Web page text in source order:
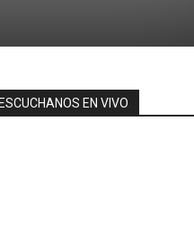
ESCUCHANOS EN VIVO